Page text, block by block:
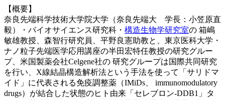
【概要】
奈良先端科学技術大学院大学（奈良先端大 学長：小笠原直
毅）・バイオサイエンス研究科・ 構造生物学研究室の 箱嶋
敏雄教授、森智行研究員、平野良憲助教と、東京医科大学・
ナノ粒子先端医学応用講座の半田宏特任教授の研究グルー
プ、米国製薬会社Celgene社の 研究グループは国際共同研究
を行い、X線結晶構造解析法という手法を使って「サリドマ
イド」に代表される免疫調整薬（IMiDs、 immunomodulatory
drugs）が結合した状態のヒト由来「セレブロン-DDB1」タ